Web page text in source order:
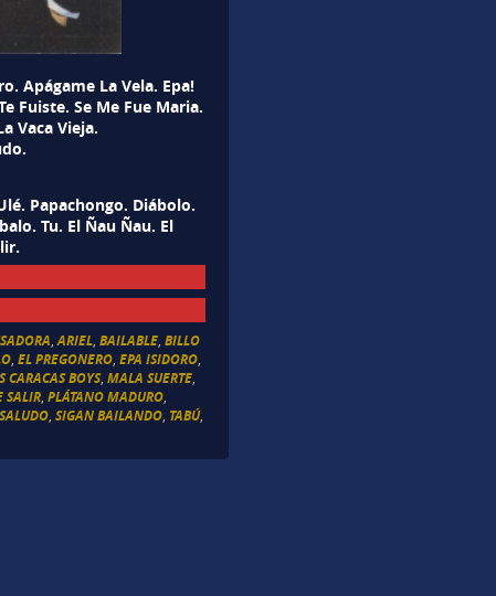
Apágame La Vela. Epa!
Fuiste. Se Me Fue Maria.
Vaca Vieja.
Papachongo. Diábolo.
Tu. El Ñau Ñau. El
,ARIEL ,BAILABLE ,BILLO
,EL PREGONERO ,EPA ISIDORO
CARACAS BOYS,MALA SUERTE
SALIR ,PLÁTANO MADURO
SALUDO ,SIGAN BAILANDO TABÚ,